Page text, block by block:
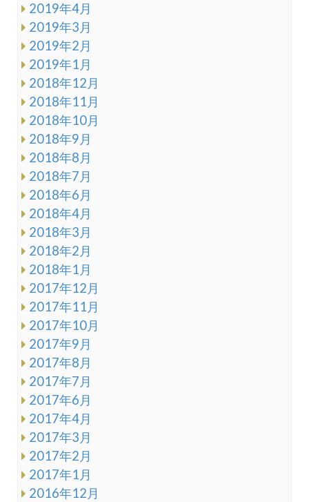
2019年4月
2019年3月
2019年2月
2019年1月
2018年12月
2018年11月
2018年10月
2018年9月
2018年8月
2018年7月
2018年6月
2018年4月
2018年3月
2018年2月
2018年1月
2017年12月
2017年11月
2017年10月
2017年9月
2017年8月
2017年7月
2017年6月
2017年4月
2017年3月
2017年2月
2017年1月
2016年12月